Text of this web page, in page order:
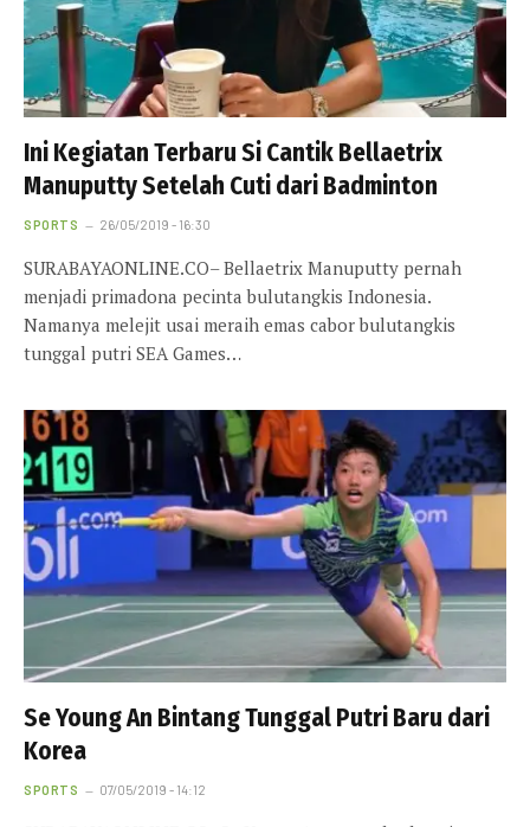
Ini Kegiatan Terbaru Si Cantik Bellaetrix
Manuputty Setelah Cuti dari Badminton
SPORTS 26/05/2019 - 16:30
SURABAYAONLINE.CO– Bellaetrix Manuputty pernah
menjadi primadona pecinta bulutangkis Indonesia.
Namanya melejit usai meraih emas cabor bulutangkis
tunggal putri SEA Games…
Se Young An Bintang Tunggal Putri Baru dari
Korea
SPORTS 07/05/2019 - 14:12